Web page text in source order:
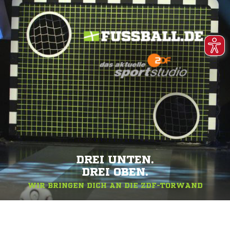
DREI UNTEN.
DREI OBEN.
WIR BRINGEN DICH AN DIE ZDF-TORWAND